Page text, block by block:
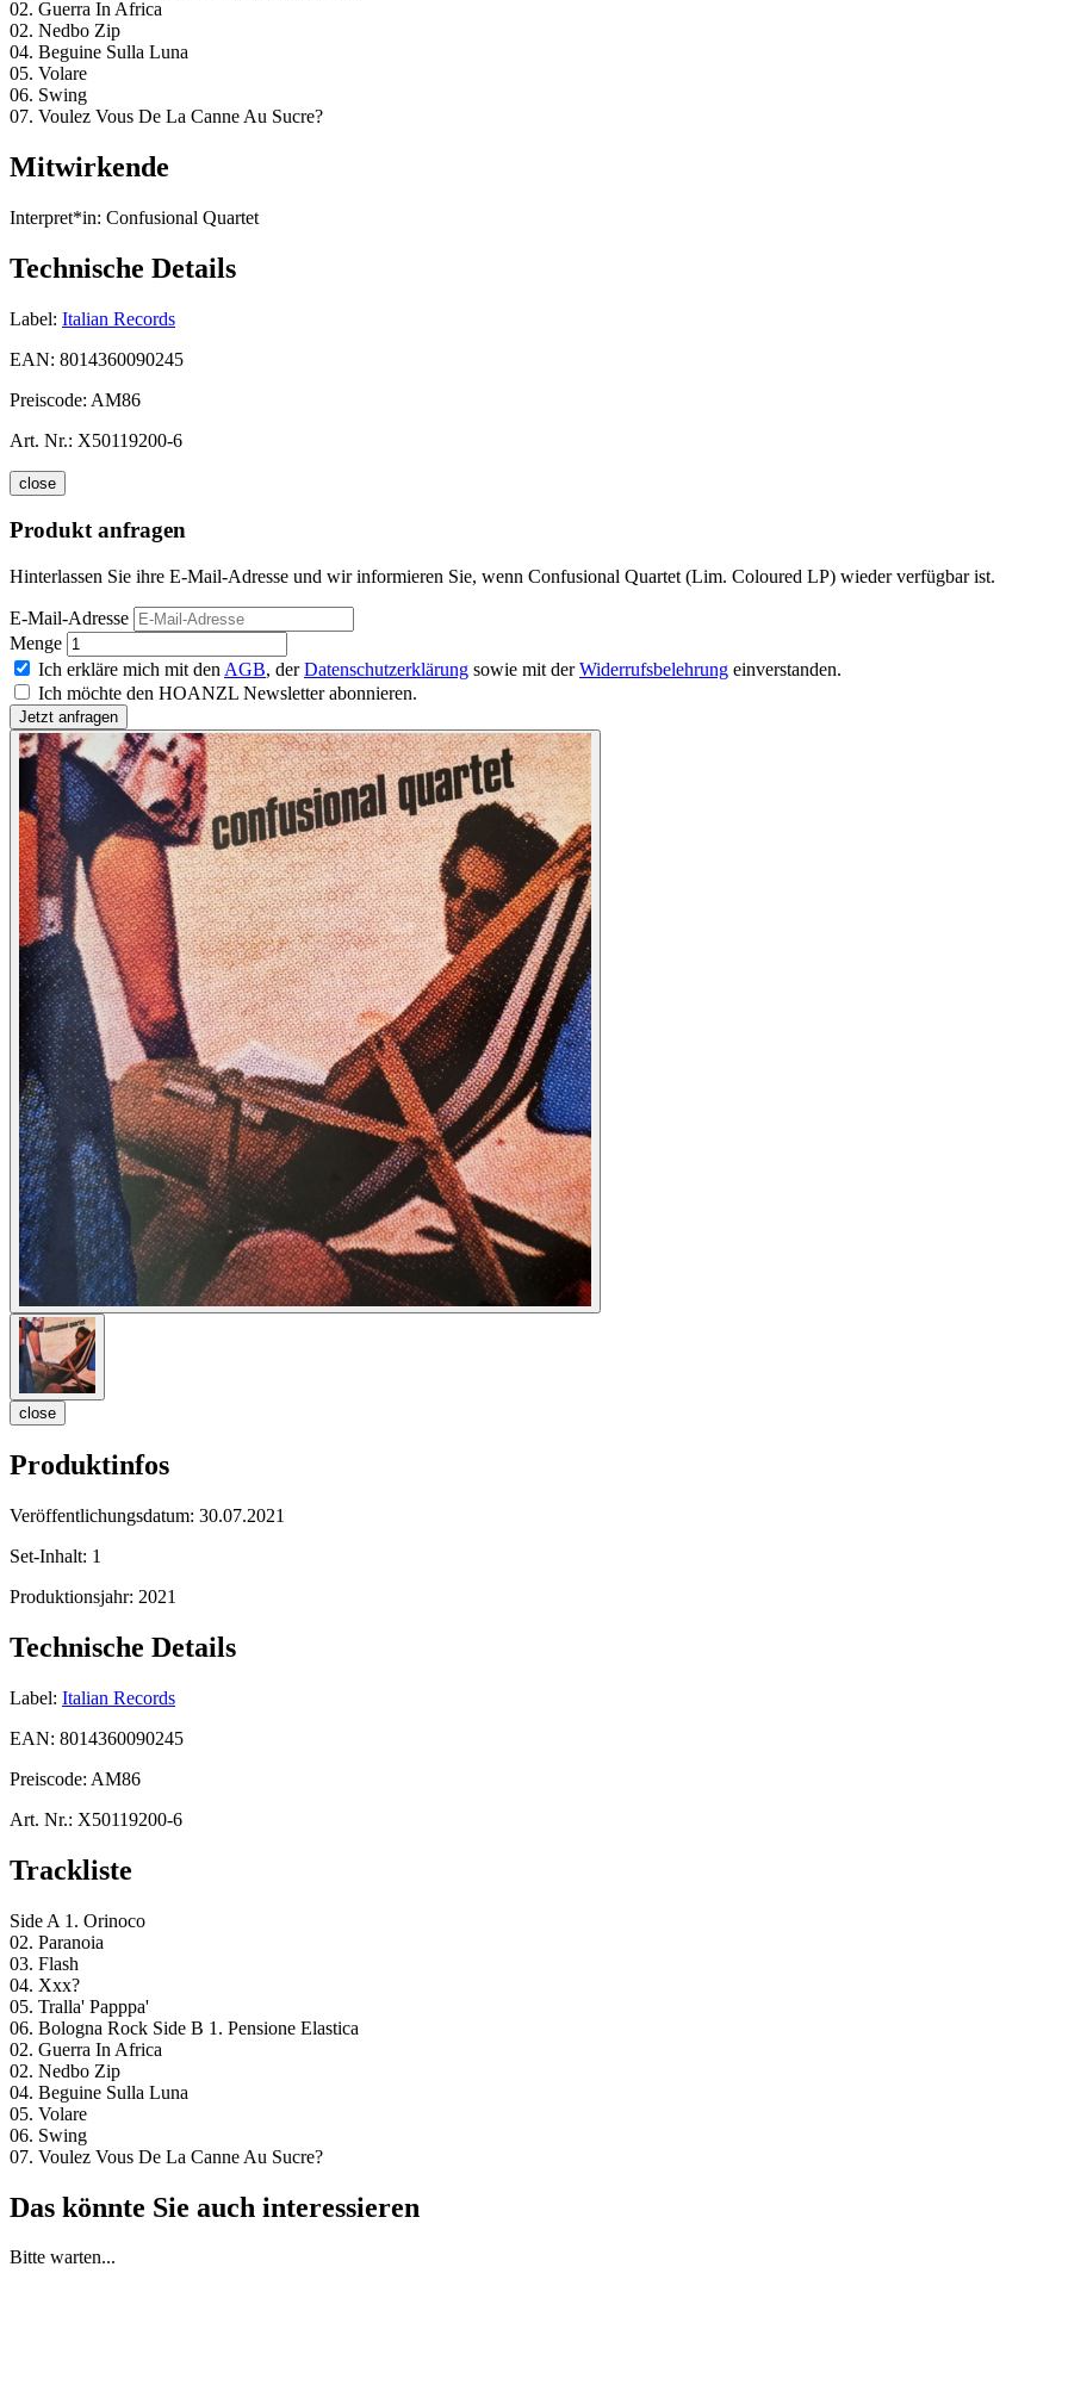
02. Guerra In Africa
02. Nedbo Zip
04. Beguine Sulla Luna
05. Volare
06. Swing
07. Voulez Vous De La Canne Au Sucre?
Mitwirkende
Interpret*in: Confusional Quartet
Technische Details
Label: Italian Records
EAN: 8014360090245
Preiscode: AM86
Art. Nr.: X50119200-6
close
Produkt anfragen
Hinterlassen Sie ihre E-Mail-Adresse und wir informieren Sie, wenn Confusional Quartet (Lim. Coloured LP) wieder verfügbar ist.
E-Mail-Adresse
Menge
Ich erkläre mich mit den AGB, derDatenschutzerklärung sowie mit derWiderrufsbelehrung einverstanden.
Ich möchte den HOANZL Newsletter abonnieren.
close
Produktinfos
Veröffentlichungsdatum: 30.07.2021
Set-Inhalt: 1
Produktionsjahr: 2021
Technische Details
Label: Italian Records
EAN: 8014360090245
Preiscode: AM86
Art. Nr.: X50119200-6
Trackliste
Side A 1. Orinoco
02. Paranoia
03. Flash
04. Xxx?
05. Tralla' Papppa'
06. Bologna Rock Side B 1. Pensione Elastica
02. Guerra In Africa
02. Nedbo Zip
04. Beguine Sulla Luna
05. Volare
06. Swing
07. Voulez Vous De La Canne Au Sucre?
Das könnte Sie auch interessieren
Bitte warten...